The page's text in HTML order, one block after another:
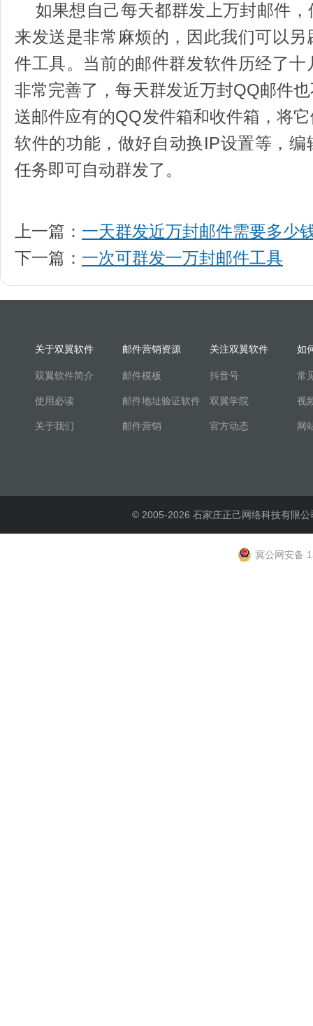
如果想自己每天都群发上万封邮件，
来发送是非常麻烦的，因此我们可以
件工具。当前的邮件群发软件历经了
非常完善了，每天群发近万封QQ邮件
送邮件应有的QQ发件箱和收件箱，将
软件的功能，做好自动换IP设置等，
任务即可自动群发了。
上一篇： 一天群发近万封邮件需要多少
下一篇： 一次可群发一万封邮件工具
关于双翼软件
双翼软件简介
使用必读
关于我们
邮件营销资源
邮件模板
邮件地址验证软件
邮件营销
关注双翼软件
抖音号
双翼学院
官方动态
如
常
视
网
© 2005-2026 石家庄正己网络科技有限
冀公网安备